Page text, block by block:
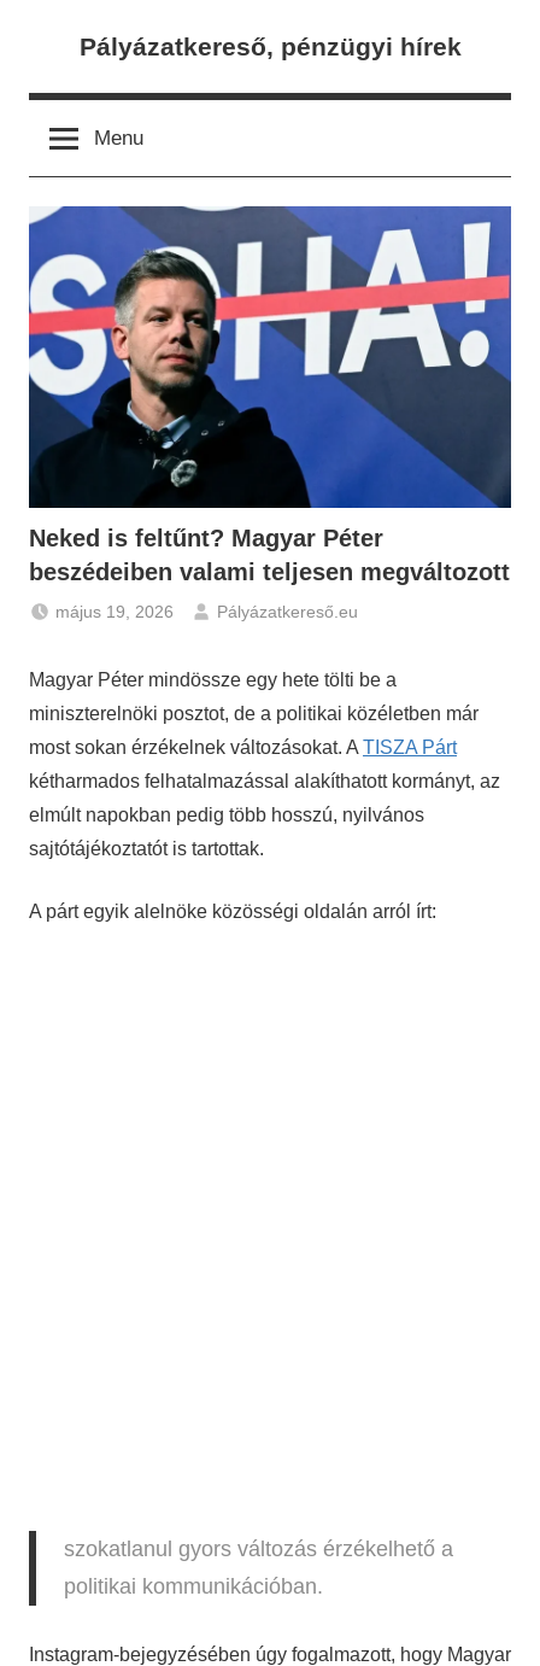
Pályázatkereső, pénzügyi hírek
Menu
Neked is feltűnt? Magyar Péter
beszédeiben valami teljesen megváltozott
május 19, 2026
Pályázatkereső.eu
Magyar Péter mindössze egy hete tölti be a
miniszterelnöki posztot, de a politikai közéletben már
most sokan érzékelnek változásokat. A TISZA Párt
kétharmados felhatalmazással alakíthatott kormányt, az
elmúlt napokban pedig több hosszú, nyilvános
sajtótájékoztatót is tartottak.
A párt egyik alelnöke közösségi oldalán arról írt:
szokatlanul gyors változás érzékelhető a
politikai kommunikációban.
Instagram-bejegyzésében úgy fogalmazott, hogy Magyar